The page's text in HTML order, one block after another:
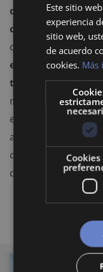
dos alternativas:
consejosy las
crédito,u opta por
evolución de la
trabajadoresque
muchísimos
explotados sin la
afecten a los
que reformas hace
de Recuperación de
Este sitio
experiencia
sitio web,
de acuerdo
cookies. Más
Cookies